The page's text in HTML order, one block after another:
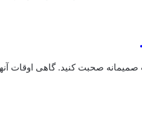
صمیمانه صحبت کنید. گاهی اوقات